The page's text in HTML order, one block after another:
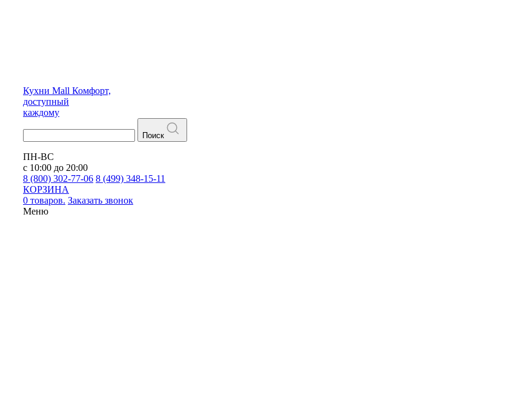
Кухни Mall Комфорт,
доступный
каждому
Поиск
ПН-ВС
с 10:00 до 20:00
8 (800) 302-77-06 8 (499) 348-15-11
КОРЗИНА
0 товаров. Заказать звонок
Меню